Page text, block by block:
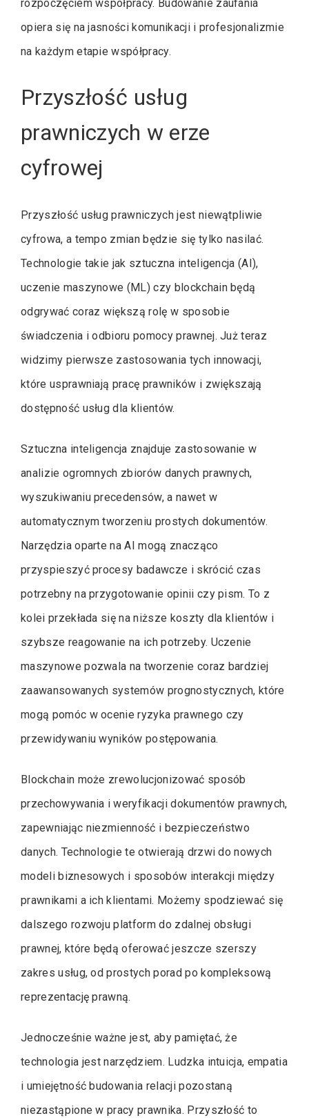
rozpoczęciem współpracy. Budowanie zaufania
opiera się na jasności komunikacji i profesjonalizmie
na każdym etapie współpracy.
Przyszłość usług
prawniczych w erze
cyfrowej
Przyszłość usług prawniczych jest niewątpliwie
cyfrowa, a tempo zmian będzie się tylko nasilać.
Technologie takie jak sztuczna inteligencja (AI),
uczenie maszynowe (ML) czy blockchain będą
odgrywać coraz większą rolę w sposobie
świadczenia i odbioru pomocy prawnej. Już teraz
widzimy pierwsze zastosowania tych innowacji,
które usprawniają pracę prawników i zwiększają
dostępność usług dla klientów.
Sztuczna inteligencja znajduje zastosowanie w
analizie ogromnych zbiorów danych prawnych,
wyszukiwaniu precedensów, a nawet w
automatycznym tworzeniu prostych dokumentów.
Narzędzia oparte na AI mogą znacząco
przyspieszyć procesy badawcze i skrócić czas
potrzebny na przygotowanie opinii czy pism. To z
kolei przekłada się na niższe koszty dla klientów i
szybsze reagowanie na ich potrzeby. Uczenie
maszynowe pozwala na tworzenie coraz bardziej
zaawansowanych systemów prognostycznych, które
mogą pomóc w ocenie ryzyka prawnego czy
przewidywaniu wyników postępowania.
Blockchain może zrewolucjonizować sposób
przechowywania i weryfikacji dokumentów prawnych,
zapewniając niezmienność i bezpieczeństwo
danych. Technologie te otwierają drzwi do nowych
modeli biznesowych i sposobów interakcji między
prawnikami a ich klientami. Możemy spodziewać się
dalszego rozwoju platform do zdalnej obsługi
prawnej, które będą oferować jeszcze szerszy
zakres usług, od prostych porad po kompleksową
reprezentację prawną.
Jednocześnie ważne jest, aby pamiętać, że
technologia jest narzędziem. Ludzka intuicja, empatia
i umiejętność budowania relacji pozostaną
niezastąpione w pracy prawnika. Przyszłość to